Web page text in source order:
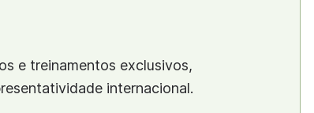
e treinamentos exclusivos,
internacional.